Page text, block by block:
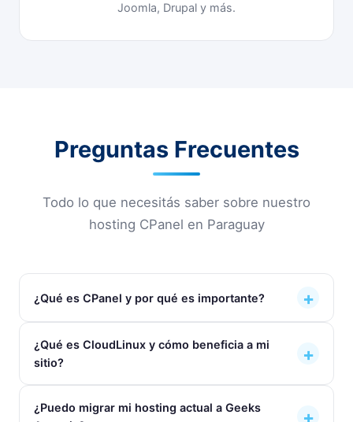
Joomla, Drupal y más.
Preguntas Frecuentes
Todo lo que necesitás saber sobre nuestro
hosting CPanel en Paraguay
¿Qué es CPanel y por qué es importante? +
utilizado del mundo. Con él podés administrar
todos los aspectos de tu hosting: subir archivos,
crear cuentas de correo, gestionar bases de
datos, instalar WordPress con un clic y mucho
¿Qué es CloudLinux y cómo beneficia a mi
sitio?
+
especialmente diseñado para hosting
¿Puedo migrar mi hosting actual a Geeks
+